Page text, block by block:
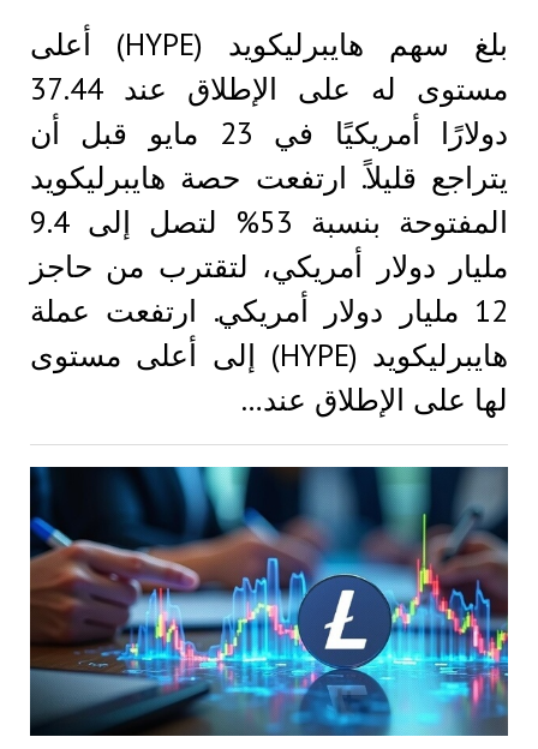
بلغ سهم هايبرليكويد (HYPE) أعلى
مستوى له على الإطلاق عند 37.44
دولارًا أمريكيًا في 23 مايو قبل أن
يتراجع قليلاً. ارتفعت حصة هايبرليكويد
المفتوحة بنسبة 53% لتصل إلى 9.4
مليار دولار أمريكي، لتقترب من حاجز
12 مليار دولار أمريكي. ارتفعت عملة
هايبرليكويد (HYPE) إلى أعلى مستوى
لها على الإطلاق عند…